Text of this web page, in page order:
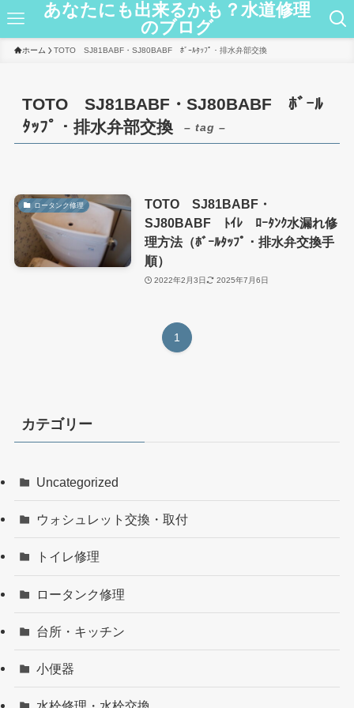
あなたにも出来るかも？水道修理
のブログ
ホーム TOTO SJ81BABF・SJ80BABF ﾎﾞｰﾙﾀｯﾌﾟ・排水弁部交換
TOTO SJ81BABF・SJ80BABF ﾎﾞｰﾙ
ﾀｯﾌﾟ・排水弁部交換
– tag –
ロータンク修理
TOTO SJ81BABF・
SJ80BABF ﾄｲﾚ ﾛｰﾀﾝｸ水漏れ修
理方法（ﾎﾞｰﾙﾀｯﾌﾟ・排水弁交換手
順）
2022年2月3日 2025年7月6日
1
カテゴリー
Uncategorized
ウォシュレット交換・取付
トイレ修理
ロータンク修理
台所・キッチン
小便器